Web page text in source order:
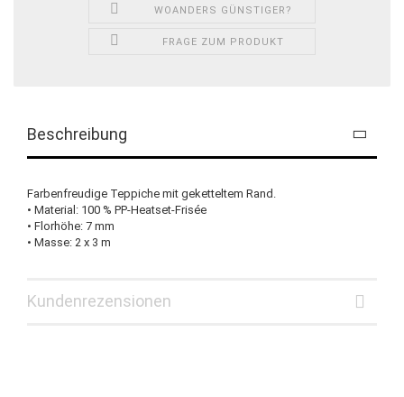
WOANDERS GÜNSTIGER?
FRAGE ZUM PRODUKT
Beschreibung
Farbenfreudige Teppiche mit geketteltem Rand.
• Material: 100 % PP-Heatset-Frisée
• Florhöhe: 7 mm
• Masse: 2 x 3 m
Kundenrezensionen